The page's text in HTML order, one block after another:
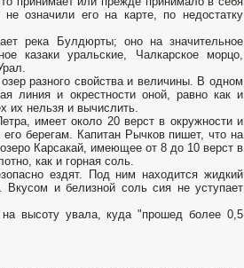
означили его на карте, по недостатку
река Булдюрты; оно на значительное
казаки уральские, Чалкарское морцо,
разного свойства и величины. В одном
линия и окрестности оной, равно как и
их нельзя и вычислить.
имеет около 20 верст в окружности и
берегам. Капитан Рычков пишет, что на
Карсакай, имеющее от 8 до 10 верст в
как и горная соль.
ездят. Под ним находится жидкий
Вкусом и белизной соль сия не уступает
высоту увала, куда "прошед более 0,5